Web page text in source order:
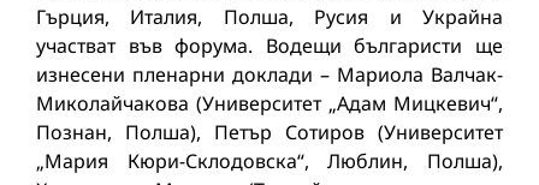
Гърция, Италия, Полша, Русия и Украйна
участват във форума. Водещи българисти ще
изнесени пленарни доклади – Мариола Валчак-
Миколайчакова (Университет „Адам Мицкевич“,
Познан, Полша), Петър Сотиров (Университет
„Мария Кюри-Склодовска“, Люблин, Полша),